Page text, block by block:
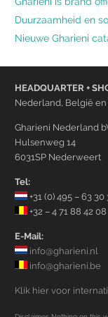
Duurzaamheid en
Nieuwe Gharieni
HEADQUARTER +
Nederland, België
Gharieni Nederland
Hulsenweg 14
6031SP Nederweert
Tel:
+31 (0) 495 – 63 30
+32 – 4 71 88 42 08
E-Mail:
info@gharieni.nl
info@gharieni.be
Klik hier voor